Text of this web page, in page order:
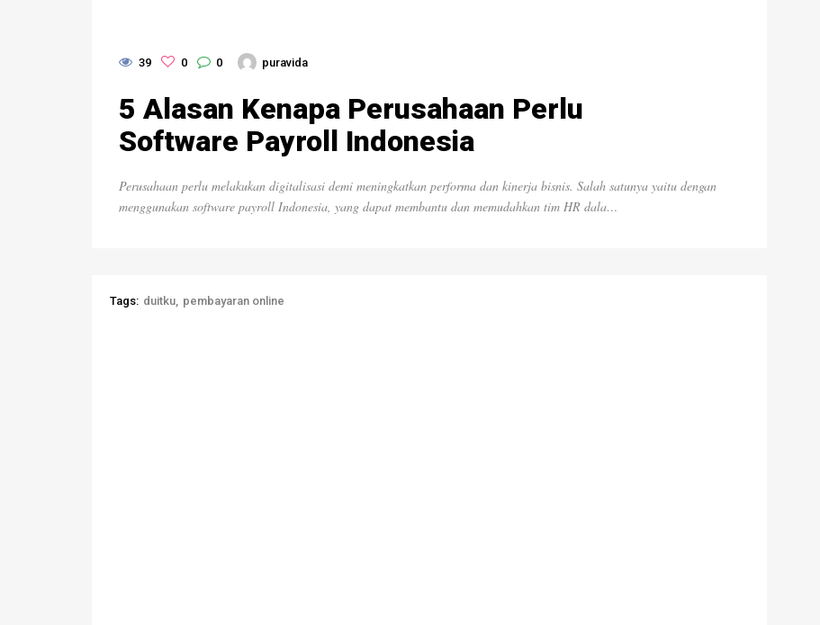
39 0 0 puravida
5 Alasan Kenapa Perusahaan Perlu
Software Payroll Indonesia
Perusahaan perlu melakukan digitalisasi demi meningkatkan performa dan kinerja bisnis. Salah satunya yaitu dengan
menggunakan software payroll Indonesia, yang dapat membantu dan memudahkan tim HR dala…
Tags: duitku pembayaran online